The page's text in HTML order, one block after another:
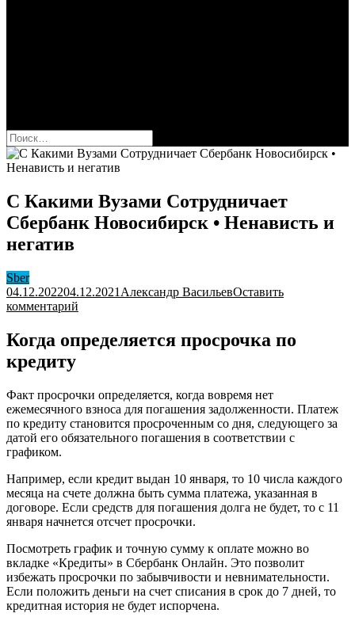
Найти:
С Какими Вузами Сотрудничает
Сбербанк Новосибирск • Ненависть и
негатив
Sber
04.12.202204.12.2021 Александр ВасильевОставить
комментарий
Вузами
Новосибирск
•
Ненависть
и
Когда определяется просрочка по
кредиту
Факт просрочки определяется, когда вовремя нет
ежемесячного взноса для погашения задолженности. Платеж
по кредиту становится просроченным со дня, следующего за
датой его обязательного погашения в соответствии с
графиком.
Например, если кредит выдан 10 января, то 10 числа каждого
месяца на счете должна быть сумма платежа, указанная в
договоре. Если средств для погашения долга не будет, то с 11
января начнется отсчет просрочки.
Посмотреть график и точную сумму к оплате можно во
вкладке «Кредиты» в Сбербанк Онлайн. Это позволит
избежать просрочки по забывчивости и невнимательности.
Если положить деньги на счет списания в срок до 7 дней, то
кредитная история не будет испорчена.